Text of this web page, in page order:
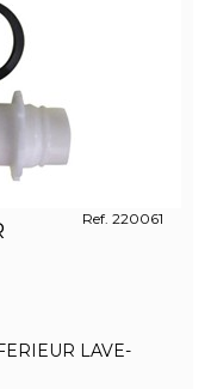
Ref. 220061
LAVE-